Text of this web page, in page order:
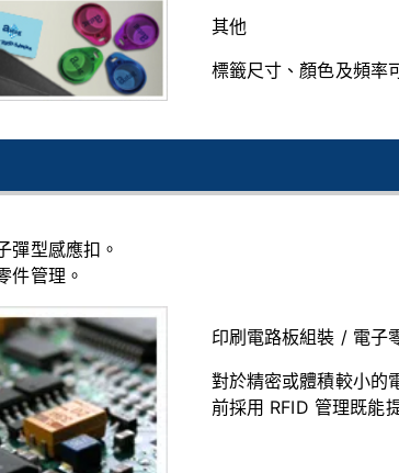
其他
標籤尺寸、顏色及頻率
彈型感應扣。
件管理。
印刷電路板組裝 / 電子
對於精密或體積較小的
前採用 RFID 管理既能